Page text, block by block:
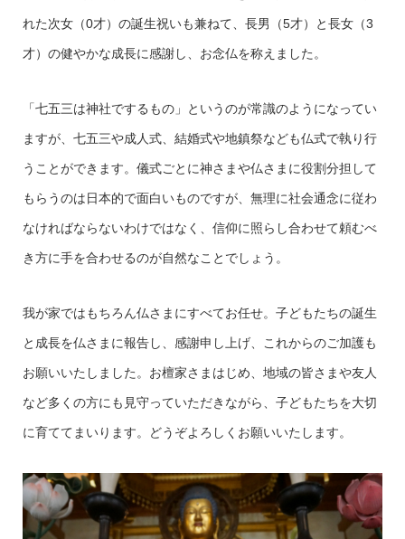
れた次女（0才）の誕生祝いも兼ねて、長男（5才）と長女（3
才）の健やかな成長に感謝し、お念仏を称えました。
「七五三は神社でするもの」というのが常識のようになってい
ますが、七五三や成人式、結婚式や地鎮祭なども仏式で執り行
うことができます。儀式ごとに神さまや仏さまに役割分担して
もらうのは日本的で面白いものですが、無理に社会通念に従わ
なければならないわけではなく、信仰に照らし合わせて頼むべ
き方に手を合わせるのが自然なことでしょう。
我が家ではもちろん仏さまにすべてお任せ。子どもたちの誕生
と成長を仏さまに報告し、感謝申し上げ、これからのご加護も
お願いいたしました。お檀家さまはじめ、地域の皆さまや友人
など多くの方にも見守っていただきながら、子どもたちを大切
に育ててまいります。どうぞよろしくお願いいたします。